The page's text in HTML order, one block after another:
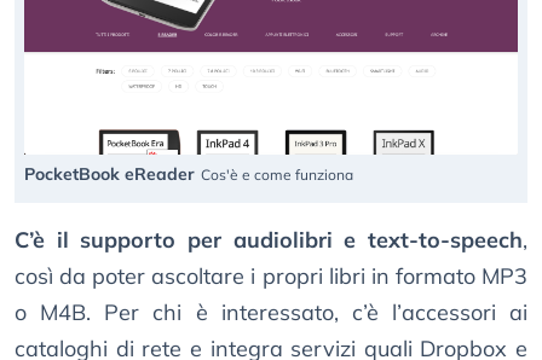
PocketBook eReader Cos'è e come funziona
C’è il supporto per audiolibri e text-to-speech,
così da poter ascoltare i propri libri in formato MP3
o M4B. Per chi è interessato, c’è l’accessori ai
cataloghi di rete e integra servizi quali Dropbox e